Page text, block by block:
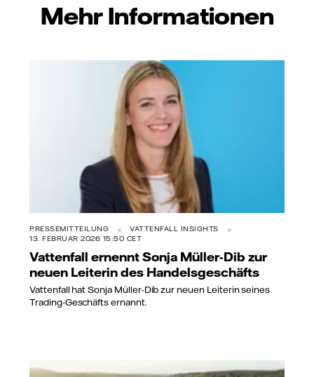
Mehr Informationen
PRESSEMITTEILUNG
VATTENFALL INSIGHTS
13. FEBRUAR 2026 15:50 CET
Vattenfall ernennt Sonja Müller-Dib zur
neuen Leiterin des Handelsgeschäfts
Vattenfall hat Sonja Müller-Dib zur neuen Leiterin seines
Trading-Geschäfts ernannt.